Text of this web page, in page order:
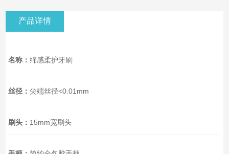
产品详情
名称：绵感柔护牙刷
丝径： 尖端丝径<0.01mm
刷头： 15mm宽刷头